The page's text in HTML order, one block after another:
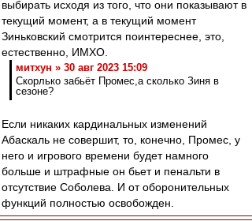
выбирать исходя из того, что они показывают в
текущий момент, а в текущий момент
Зиньковский смотрится поинтереснее, это,
естественно, ИМХО.
митхун » 30 авг 2023 15:09
Скорлько забьёт Промес,а сколько Зиня в
сезоне?
Если никаких кардинальных изменений
Абаскаль не совершит, то, конечно, Промес, у
него и игрового времени будет намного
больше и штрафные он бьет и пенальти в
отсутствие Соболева. И от оборонительных
функций полностью освобожден.